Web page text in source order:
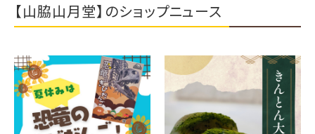
【山脇山月堂】のショップニュース